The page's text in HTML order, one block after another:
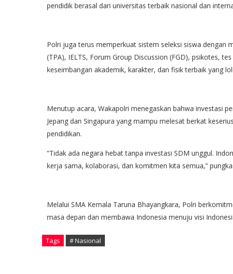
pendidik berasal dari universitas terbaik nasional dan
Polri juga terus memperkuat sistem seleksi siswa dengan
(TPA), IELTS, Forum Group Discussion (FGD), psikotes,
keseimbangan akademik, karakter, dan fisik terbaik yang
Menutup acara, Wakapolri menegaskan bahwa investasi
Jepang dan Singapura yang mampu melesat berkat
pendidikan.
“Tidak ada negara hebat tanpa investasi SDM unggul.
kerja sama, kolaborasi, dan komitmen kita semua,”
Melalui SMA Kemala Taruna Bhayangkara, Polri
masa depan dan membawa Indonesia menuju visi
Tags # Nasional